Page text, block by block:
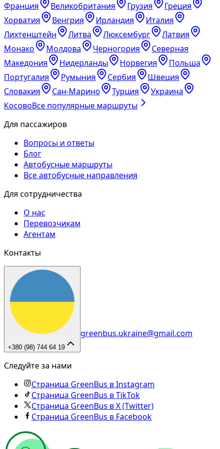
Франция
Великобритания Грузия
Греция
Хорватия
Венгрия Ирландия
Италия
Лихтенштейн
Литва Люксембург
Латвия
Монако
Молдова Черногория
Северная
Македония
Нидерланды Норвегия
Польша
Португалия
Румыния Сербия
Швеция
Словакия
Сан-Марино Турция
Украина
КосовоВсе популярные маршруты
Для пассажиров
Вопросы и ответы
Блог
Автобусные маршруты
Все автобусные направления
Для сотрудничества
О нас
Перевозчикам
Агентам
Контакты
+380 (98) 744 64 19
greenbus.ukraine@gmail.com
Следуйте за нами
Страница GreenBus в Instagram
Страница GreenBus в TikTok
Страница GreenBus в X (Twitter)
Страница GreenBus в Facebook